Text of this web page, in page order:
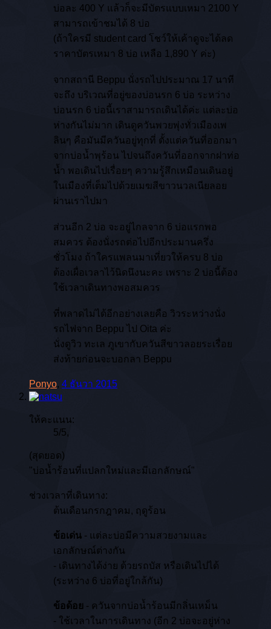
บ่อละ 400 Y แล้วก็จะมีบัตรแบบเหมา 2100 Y
สามารถเข้าชมได้ 8 บ่อ
(ถ้าใครมี student card โชว์ให้เค้าดูจะได้ลด
ราคาบัตรเหมา 8 บ่อ เหลือ 1,890 Y ค่ะ)
จากสถานี Beppu นั่งรถไปประมาณ 17 นาที
จะถึง บริเวณที่อยู่ของบ่อนรก 6 บ่อ ระหว่าง
บ่อนรก 6 บ่อนี้เราสามารถเดินได้ค่ะ แต่ละบ่อ
ห่างกันไม่มาก เดินดูควันพวยพุ่งทั่วเมืองเพ
ลินๆ คือมันมีควันอยู่ทุกที่ ตั้งแต่ควันที่ออกมา
จากบ่อน้ำพุร้อน ไปจนถึงควันที่ออกจากฝาท่อ
น้ำ พอเดินไปเรื่อยๆ ความรู้สึกเหมือนเดินอยู่
ในเมืองที่เต็มไปด้วยเมฆสีขาวนวลเนียลอย
ผ่านเราไปมา
ส่วนอีก 2 บ่อ จะอยู่ไกลจาก 6 บ่อแรกพอ
สมควร ต้องนั่งรถต่อไปอีกประมานครึ่ง
ชั่วโมง ถ้าใครแพลนมาเที่ยวให้ครบ 8 บ่อ
ต้องเผื่อเวลาไว้นิดนึงนะคะ เพราะ 2 บ่อนี้ต้อง
ใช้เวลาเดินทางพอสมควร
ที่พลาดไม่ได้อีกอย่างเลยคือ วิวระหว่างนั่ง
รถไฟจาก Beppu ไป Oita ค่ะ
นั่งดูวิว ทะเล ภูเขากับควันสีขาวลอยระเรื่อย
ส่งท้ายก่อนจะบอกลา Beppu
Ponyo, 4 ธันวา 2015
ให้คะแนน:
5/5,
(สุดยอด)
"บ่อน้ำร้อนที่แปลกใหม่และมีเอกลักษณ์"
ช่วงเวลาที่เดินทาง:
ต้นเดือนกรกฎาคม, ฤดูร้อน
ข้อเด่น - แต่ละบ่อมีความสวยงามและ
เอกลักษณ์ต่างกัน
- เดินทางได้ง่าย ด้วยรถบัส หรือเดินไปได้
(ระหว่าง 6 บ่อที่อยู่ใกล้กัน)
ข้อด้อย - ควันจากบ่อน้ำร้อนมีกลิ่นเหม็น
- ใช้เวลาในการเดินทาง (อีก 2 บ่อจะอยู่ห่าง